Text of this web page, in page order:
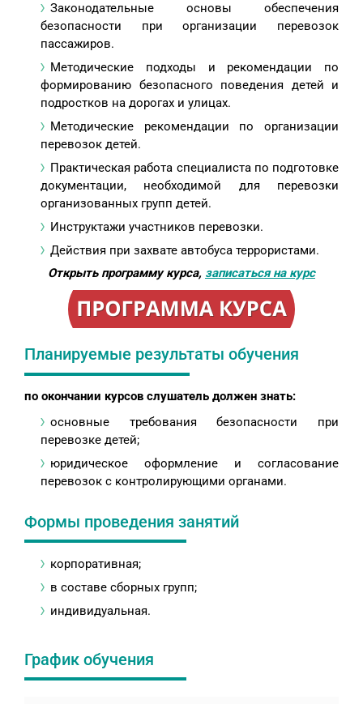
Законодательные основы обеспечения
безопасности при организации перевозок
пассажиров.
Методические подходы и рекомендации по
формированию безопасного поведения детей и
подростков на дорогах и улицах.
Методические рекомендации по организации
перевозок детей.
Практическая работа специалиста по подготовке
документации, необходимой для перевозки
организованных групп детей.
Инструктажи участников перевозки.
Действия при захвате автобуса террористами.
Открыть программу курса, записаться на курс
Планируемые результаты обучения
по окончании курсов слушатель должен знать:
основные требования безопасности при
перевозке детей;
юридическое оформление и согласование
перевозок с контролирующими органами.
Формы проведения занятий
корпоративная;
в составе сборных групп;
индивидуальная.
График обучения